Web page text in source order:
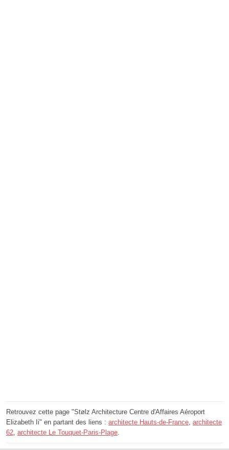
Retrouvez cette page "Stølz Architecture Centre d'Affaires Aéroport
Elizabeth Ii" en partant des liens : architecte Hauts-de-France architecte
62 architecte Le Touquet-Paris-Plage